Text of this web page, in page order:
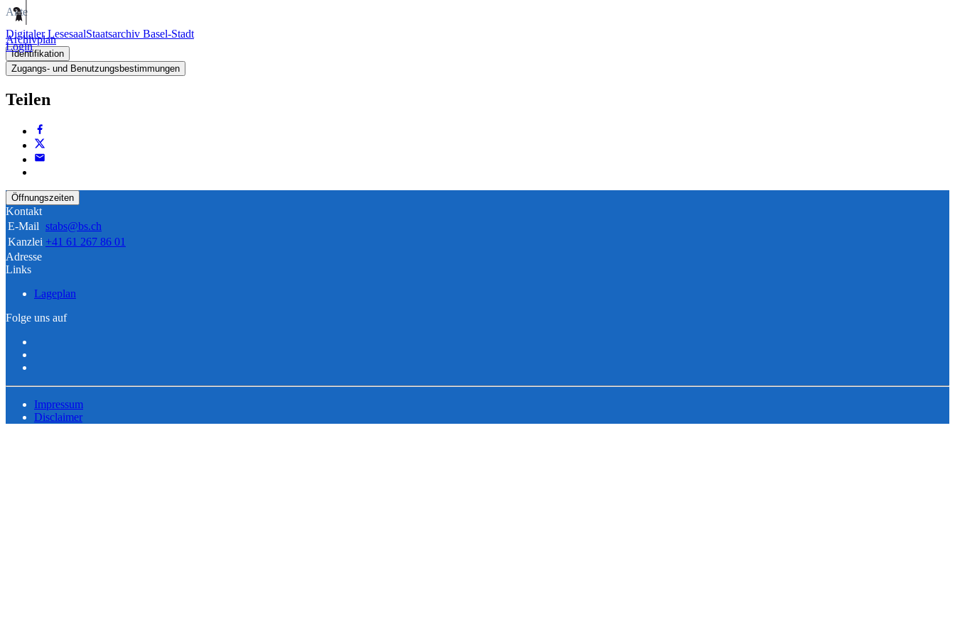
Digitaler LesesaalStaatsarchiv Basel-Stadt
Login
Akte
Archivplan
Identifikation
Zugangs- und Benutzungsbestimmungen
Teilen
Öffnungszeiten
Kontakt
E-Mail stabs@bs.ch
Kanzlei +41 61 267 86 01
Adresse
Links
Lageplan
Folge uns auf
Impressum
Disclaimer